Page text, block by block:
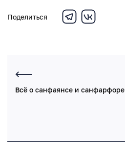
Поделиться
Всё о санфаянсе и санфарфоре